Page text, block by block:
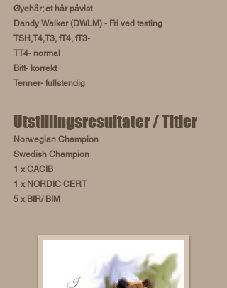
Øyehår; et hår påvist
Dandy Walker (DWLM) - Fri ved testing
TSH,T4,T3, fT4, fT3-
TT4- normal
Bitt- korrekt
Tenner- fullstendig
Utstillingsresultater / Titler
Norwegian Champion
Swedish Champion
1 x CACIB
1 x NORDIC CERT
5 x BIR/ BIM